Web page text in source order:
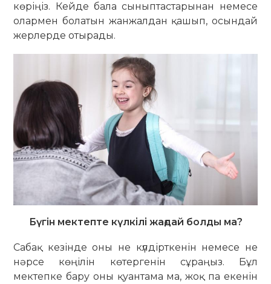
көріңіз. Кейде бала сыныптастарынан немесе
олармен болатын жанжалдан қашып, осындай
жерлерде отырады.
Бүгін мектепте күлкілі жағдай болды ма?
Сабақ кезінде оны не күлдірткенін немесе не
нәрсе көңілін көтергенін сұраңыз. Бұл
мектепке бару оны қуантама ма, жоқ па екенін